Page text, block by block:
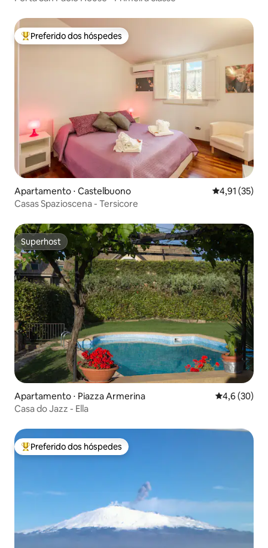
Entre os melhores preferidos dos hóspedes
Preferido dos hóspedes
Apartamento ⋅ Castelbuono 4,91 de uma
4,91 (35)
Casas Spazioscena - Tersicore
Superhost
Superhost
Apartamento ⋅ Piazza Armerina 4,6 de uma
4,6 (30)
Casa do Jazz - Ella
Entre os melhores preferidos dos hóspedes
Preferido dos hóspedes